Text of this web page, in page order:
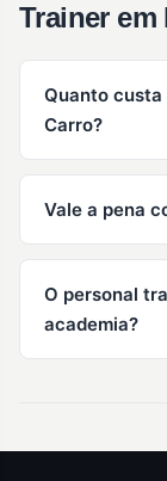
Trainer
Quanto custa
Carro?
Vale a pena
O personal
academia?